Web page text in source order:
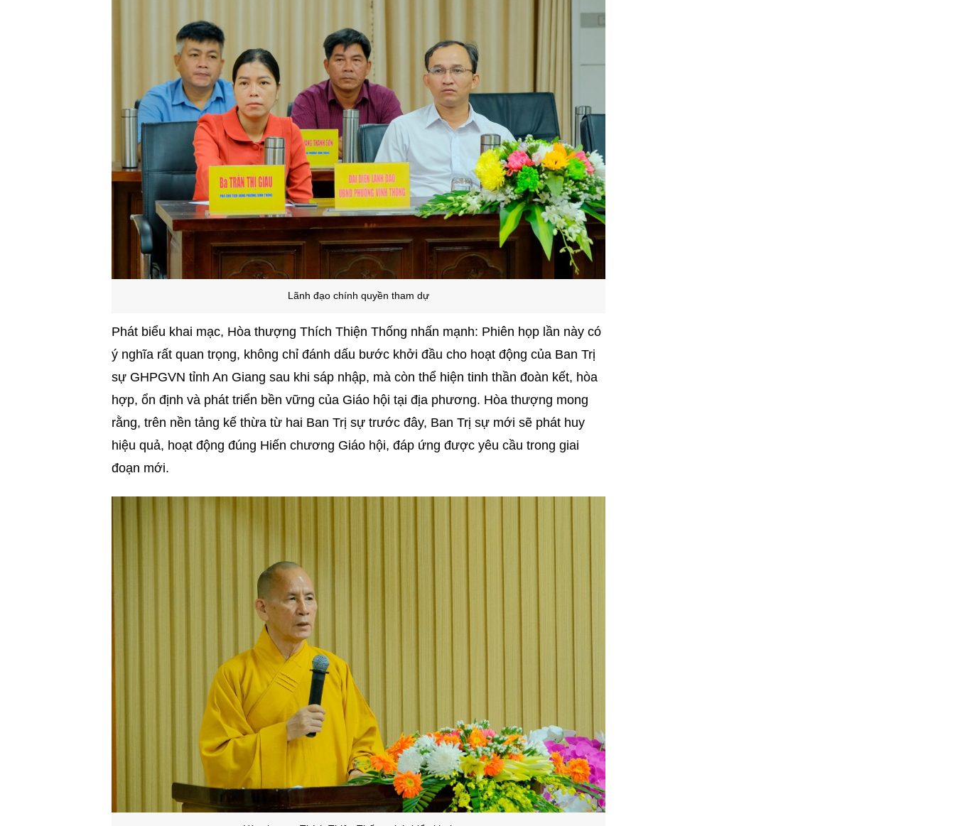
Lãnh đạo chính quyền tham dự
Phát biểu khai mạc, Hòa thượng Thích Thiện Thống nhấn mạnh: Phiên họp lần này có
ý nghĩa rất quan trọng, không chỉ đánh dấu bước khởi đầu cho hoạt động của Ban Trị
sự GHPGVN tỉnh An Giang sau khi sáp nhập, mà còn thể hiện tinh thần đoàn kết, hòa
hợp, ổn định và phát triển bền vững của Giáo hội tại địa phương. Hòa thượng mong
rằng, trên nền tảng kế thừa từ hai Ban Trị sự trước đây, Ban Trị sự mới sẽ phát huy
hiệu quả, hoạt động đúng Hiến chương Giáo hội, đáp ứng được yêu cầu trong giai
đoạn mới.